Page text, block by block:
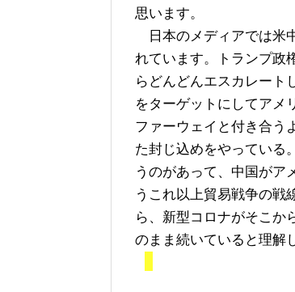
思います。
日本のメディアでは米
れています。トランプ政
らどんどんエスカレート
をターゲットにしてアメ
ファーウェイと付き合う
た封じ込めをやっている
うのがあって、中国がア
うこれ以上貿易戦争の戦
ら、新型コロナがそこか
のまま続いていると理解